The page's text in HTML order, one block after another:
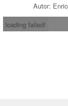
Autor:
loading failed!